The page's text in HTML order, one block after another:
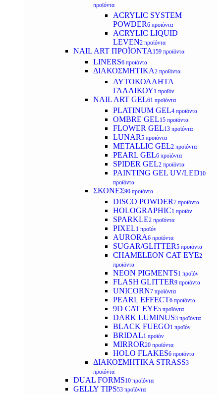
προϊόντα
ACRYLIC SYSTEM
POWDER6 προϊόντα
ACRYLIC LIQUID
LEVEN2 προϊόντα
NAIL ART ΠΡΟΪΟΝΤΑ 159 προϊόντα
LINERS6 προϊόντα
ΔΙΑΚΟΣΜΗΤΙΚΑ2 προϊόντα
ΑΥΤΟΚΟΛΛΗΤΑ
ΓΑΛΛΙΚΟΥ1 προϊόν
NAIL ART GEL61 προϊόντα
PLATINUM GEL4 προϊόντα
OMBRE GEL15 προϊόντα
FLOWER GEL13 προϊόντα
LUNAR5 προϊόντα
METALLIC GEL2 προϊόντα
PEARL GEL6 προϊόντα
SPIDER GEL2 προϊόντα
PAINTING GEL UV/LED10
προϊόντα
ΣΚΟΝΕΣ90 προϊόντα
DISCO POWDER7 προϊόντα
HOLOGRAPHIC1 προϊόν
SPARKLE2 προϊόντα
PIXEL1 προϊόν
AURORA6 προϊόντα
SUGAR/GLITTER5 προϊόντα
CHAMELEON CAT EYE2
προϊόντα
NEON PIGMENTS1 προϊόν
FLASH GLITTER9 προϊόντα
UNICORN7 προϊόντα
PEARL EFFECT6 προϊόντα
9D CAT EYE5 προϊόντα
DARK LUMINUS3 προϊόντα
BLACK FUEGO1 προϊόν
BRIDAL1 προϊόν
MIRROR20 προϊόντα
HOLO FLAKES6 προϊόντα
ΔΙΑΚΟΣΜΗΤΙΚΑ STRASS3
προϊόντα
DUAL FORMS10 προϊόντα
GELLY TIPS53 προϊόντα